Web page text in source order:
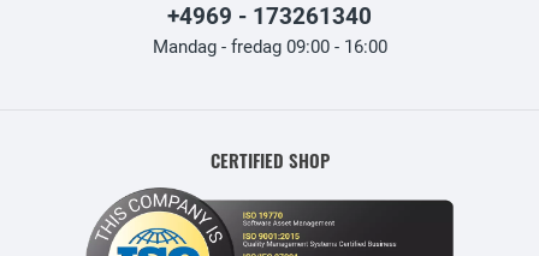
+4969 - 173261340
Mandag - fredag 09:00 - 16:00
CERTIFIED SHOP